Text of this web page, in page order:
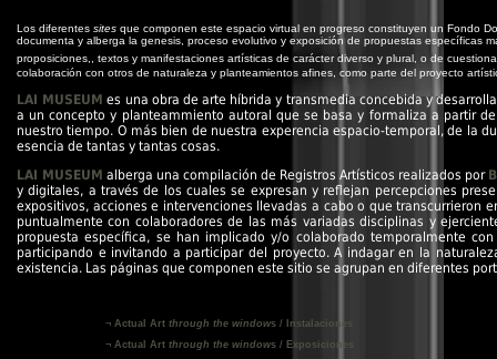
Los diferentes sites que componen este espacio virtual en progreso constituyen un Fondo
documenta y alberga la genesis, proceso evolutivo y exposición de propuestas específicas
proposiciones
, textos y manifestaciones artísticas de carácter diverso y plural, o de
colaboración con otros de naturaleza y planteamientos afines, como parte del proyecto
LAI MUSEUM es una obra de arte híbrida y transmedia concebida y
a un concepto y planteammiento autoral que se basa y formaliza a partir
nuestro tiempo. O más bien de nuestra experencia espacio-temporal, de la
esencia de tantas y tantas cosas.
LAI MUSEUM alberga una compilación de Registros Artísticos realizados por
y digitales, a través de los cuales se expresan y reflejan percepciones
expositivos, acciones e intervenciones llevadas a cabo o que
puntualmente con colaboradores de las más variadas disciplinas y
propuesta específica, se han implicado y/o colaborado temporalmente
participando e invitando a participar del proyecto. A indagar en la
existencia. Las páginas que componen este sitio se agrupan en diferentes
¬ Actual Art through the windows / Instalaciones
¬ Actual Art through the windows / Exposiciones